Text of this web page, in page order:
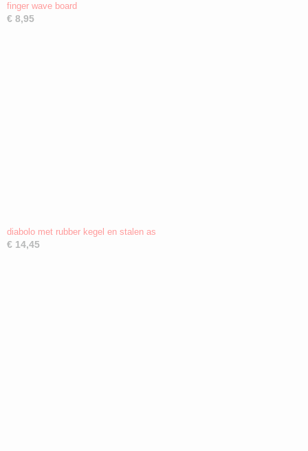
finger wave board
€ 8,95
diabolo met rubber kegel en stalen as
€ 14,45